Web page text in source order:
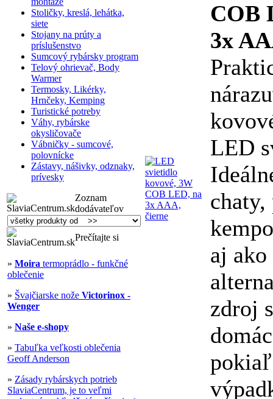
Stoličky, kreslá, lehátka,
siete
Stojany na prúty a
príslušenstvo
Sumcový rybársky program
Telový ohrievač, Body
Warmer
Termosky, Likérky,
Hrnčeky, Kemping
Turistické potreby
Váhy, rybárske
okysličovače
Vábničky - sumcové,
polovnícke
Zástavy, nášivky, odznaky,
prívesky
Zoznam
dodávateľov
Prečítajte si
» Moira termoprádlo - funkčné
oblečenie
» Švajčiarske nože Victorinox -
Wenger
» Naše e-shopy
» Tabuľka veľkosti oblečenia
Geoff Anderson
» Zásady rybárskych potrieb
SlaviaCentrum, je to veľmi
COB
3x
LED
aj ako
zdroj